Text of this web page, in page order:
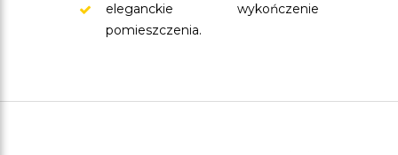
eleganckie wykończenie
pomieszczenia.